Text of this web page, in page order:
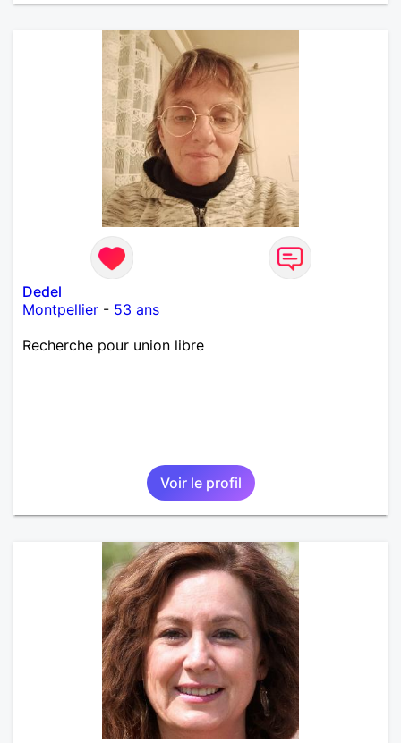
Dedel
Montpellier - 53 ans
Recherche pour union libre
Voir le profil